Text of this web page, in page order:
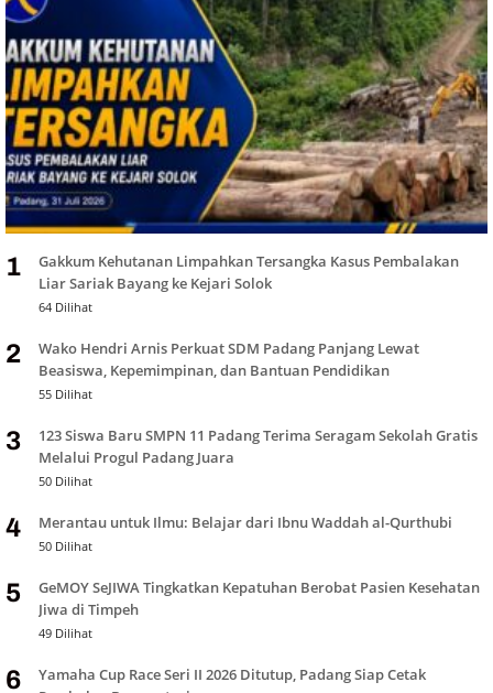
1
Gakkum Kehutanan Limpahkan Tersangka Kasus Pembalakan
Liar Sariak Bayang ke Kejari Solok
64 Dilihat
2
Wako Hendri Arnis Perkuat SDM Padang Panjang Lewat
Beasiswa, Kepemimpinan, dan Bantuan Pendidikan
55 Dilihat
3
123 Siswa Baru SMPN 11 Padang Terima Seragam Sekolah Gratis
Melalui Progul Padang Juara
50 Dilihat
4 Merantau untuk Ilmu: Belajar dari Ibnu Waddah al-Qurthubi
50 Dilihat
5
GeMOY SeJIWA Tingkatkan Kepatuhan Berobat Pasien Kesehatan
Jiwa di Timpeh
49 Dilihat
6
Yamaha Cup Race Seri II 2026 Ditutup, Padang Siap Cetak